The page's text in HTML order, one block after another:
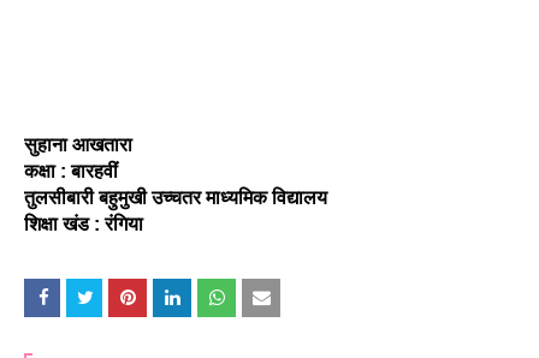
सुहाना आखतारा
कक्षा : बारहवीं
तुलसीबारी बहुमुखी उच्चतर माध्यमिक विद्यालय
शिक्षा खंड : रंगिया